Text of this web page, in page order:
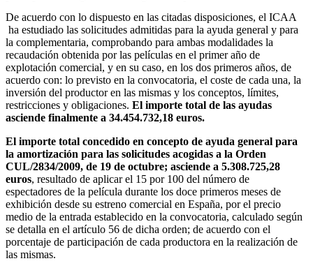
De acuerdo con lo dispuesto en las citadas disposiciones, el ICAA
ha estudiado las solicitudes admitidas para la ayuda general y para
la complementaria, comprobando para ambas modalidades la
recaudación obtenida por las películas en el primer año de
explotación comercial, y en su caso, en los dos primeros años, de
acuerdo con: lo previsto en la convocatoria, el coste de cada una, la
inversión del productor en las mismas y los conceptos, límites,
restricciones y obligaciones. El importe total de las ayudas
asciende finalmente a 34.454.732,18 euros.
El importe total concedido en concepto de ayuda general para
la amortización para las solicitudes acogidas a la Orden
CUL/2834/2009, de 19 de octubre; asciende a 5.308.725,28
euros, resultado de aplicar el 15 por 100 del número de
espectadores de la película durante los doce primeros meses de
exhibición desde su estreno comercial en España, por el precio
medio de la entrada establecido en la convocatoria, calculado según
se detalla en el artículo 56 de dicha orden; de acuerdo con el
porcentaje de participación de cada productora en la realización de
las mismas.